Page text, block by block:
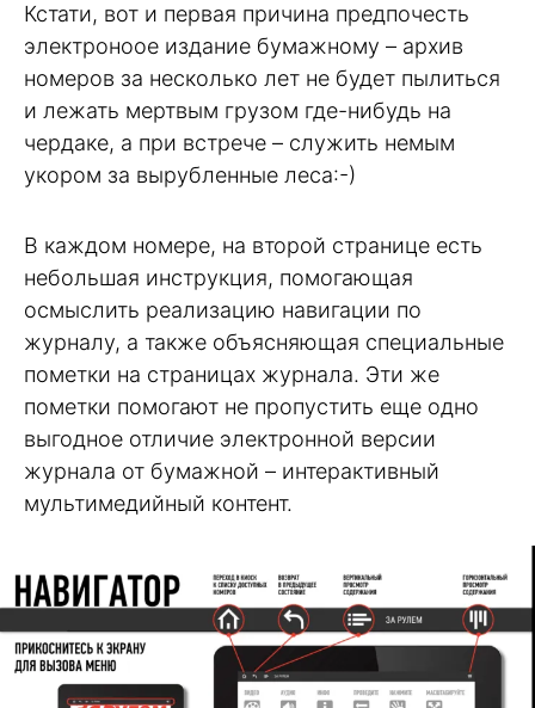
Кстати, вот и первая причина предпочесть
электроноое издание бумажному – архив
номеров за несколько лет не будет пылиться
и лежать мертвым грузом где-нибудь на
чердаке, а при встрече – служить немым
укором за вырубленные леса:-)
В каждом номере, на второй странице есть
небольшая инструкция, помогающая
осмыслить реализацию навигации по
журналу, а также объясняющая специальные
пометки на страницах журнала. Эти же
пометки помогают не пропустить еще одно
выгодное отличие электронной версии
журнала от бумажной – интерактивный
мультимедийный контент.